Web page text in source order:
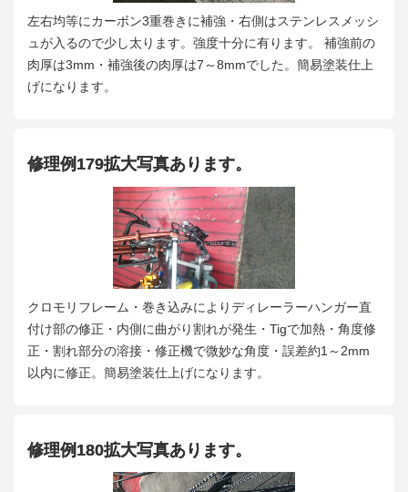
左右均等にカーボン3重巻きに補強・右側はステンレスメッシ
ュが入るので少し太ります。強度十分に有ります。 補強前の
肉厚は3mm・補強後の肉厚は7～8mmでした。簡易塗装仕上
げになります。
修理例179拡大写真あります。
クロモリフレーム・巻き込みによりディレーラーハンガー直
付け部の修正・内側に曲がり割れが発生・Tigで加熱・角度修
正・割れ部分の溶接・修正機で微妙な角度・誤差約1～2mm
以内に修正。簡易塗装仕上げになります。
修理例180拡大写真あります。